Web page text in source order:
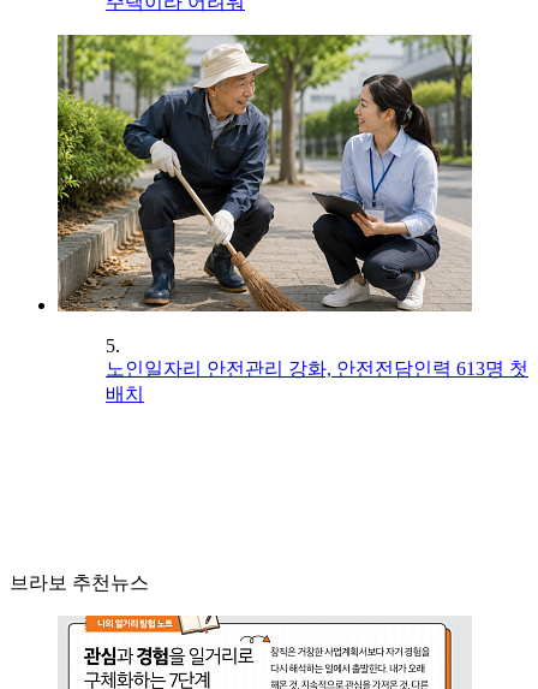
5.
노인일자리 안전관리 강화, 안전전담인력 613명 첫
배치
브라보 추천뉴스